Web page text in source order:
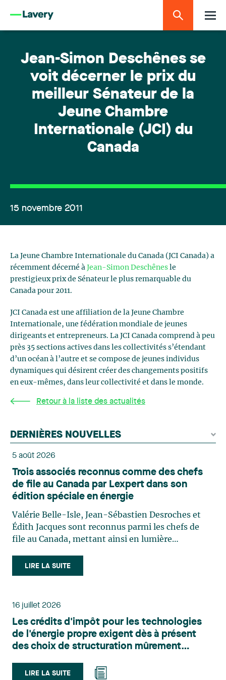
Jean-Simon Deschênes se
voit décerner le prix du
meilleur Sénateur de la
Jeune Chambre
Internationale (JCI) du
Canada
15 novembre 2011
La Jeune Chambre Internationale du Canada (JCI Canada) a
récemment décerné à Jean-Simon Deschênes le
prestigieux prix de Sénateur le plus remarquable du
Canada pour 2011.
JCI Canada est une affiliation de la Jeune Chambre
Internationale, une fédération mondiale de jeunes
dirigeants et entrepreneurs. La JCI Canada comprend à peu
près 35 sections actives dans les collectivités s’étendant
d’un océan à l’autre et se compose de jeunes individus
dynamiques qui désirent créer des changements positifs
en eux-mêmes, dans leur collectivité et dans le monde.
Retour à la liste des actualités
DERNIÈRES NOUVELLES
5 août 2026
Trois associés reconnus comme des chefs
de file au Canada par Lexpert dans son
édition spéciale en énergie
Valérie Belle-Isle, Jean-Sébastien Desroches et
Édith Jacques sont reconnus parmi les chefs de
file au Canada, mettant ainsi en lumière
le domaine du droit des technologies. Valérie
Belle-Isle est associée au sein du groupe de droit
principalement sur le droit de l’environnement,
du territoire. Elle conseille et représente une
clientèle publique et privée dans le cadre d’enjeux
touchant notamment les obligations
et de permis, l’application et la contestation de
LIRE LA SUITE
16 juillet 2026
Les crédits d'impôt pour les technologies
de l'énergie propre exigent dès à présent
des choix de structuration mûrement
LIRE LA SUITE